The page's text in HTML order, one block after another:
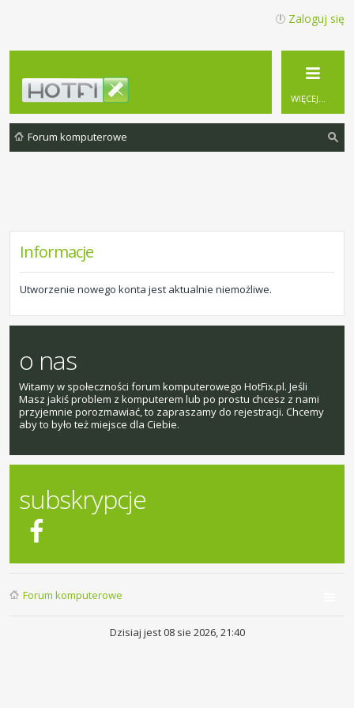
Zaloguj się
WIĘCEJ…
Forum komputerowe
Informacje
Utworzenie nowego konta jest aktualnie niemożliwe.
o nas
Witamy w społeczności forum komputerowego HotFix.pl. Jeśli
Masz jakiś problem z komputerem lub po prostu chcesz z nami
przyjemnie porozmawiać, to zapraszamy do rejestracji. Chcemy
aby to było też miejsce dla Ciebie.
subskrypcje
Forum komputerowe
Dzisiaj jest 08 sie 2026, 21:40